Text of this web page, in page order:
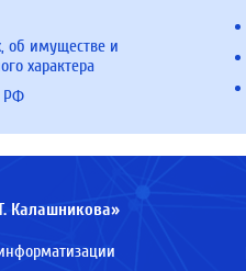
об имуществе и
характера
РФ
Калашникова»